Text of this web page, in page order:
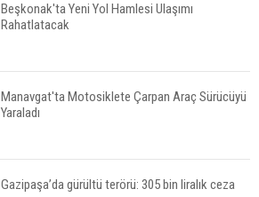
Beşkonak'ta Yeni Yol Hamlesi Ulaşımı
Rahatlatacak
Manavgat'ta Motosiklete Çarpan Araç Sürücüyü
Yaraladı
Gazipaşa’da gürültü terörü: 305 bin liralık ceza